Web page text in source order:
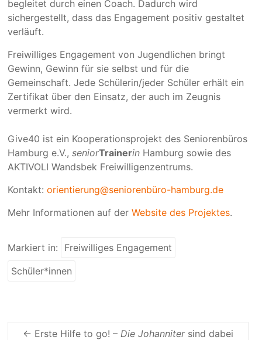
begleitet durch einen Coach. Dadurch wird
sichergestellt, dass das Engagement positiv gestaltet
verläuft.
Freiwilliges Engagement von Jugendlichen bringt
Gewinn, Gewinn für sie selbst und für die
Gemeinschaft. Jede Schülerin/jeder Schüler erhält ein
Zertifikat über den Einsatz, der auch im Zeugnis
vermerkt wird.
Give40 ist ein Kooperationsprojekt des Seniorenbüros
Hamburg e.V.,seniorTrainerin Hamburg sowie des
AKTIVOLI Wandsbek Freiwilligenzentrums.
Kontakt:orientierung@seniorenbüro-hamburg.de
Mehr Informationen auf derWebsite des Projektes.
Markiert in:
Freiwilliges Engagement
Schüler*innen
← Erste Hilfe to go! –Die Johannitersind dabei